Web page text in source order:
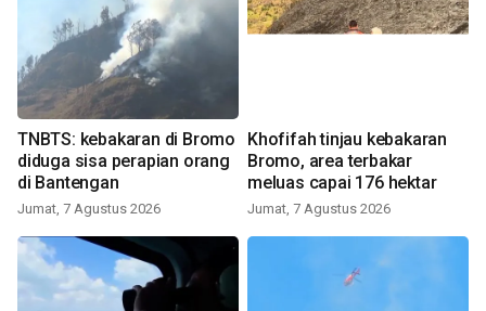
TNBTS: kebakaran di Bromo
diduga sisa perapian orang
di Bantengan
Jumat, 7 Agustus 2026
Khofifah tinjau kebakaran
Bromo, area terbakar
meluas capai 176 hektar
Jumat, 7 Agustus 2026